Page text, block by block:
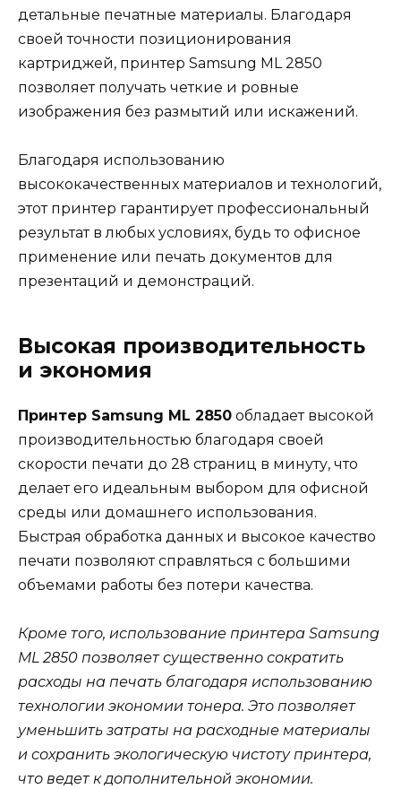
детальные печатные материалы. Благодаря
своей точности позиционирования
картриджей, принтер Samsung ML 2850
позволяет получать четкие и ровные
изображения без размытий или искажений.
Благодаря использованию
высококачественных материалов и технологий,
этот принтер гарантирует профессиональный
результат в любых условиях, будь то офисное
применение или печать документов для
презентаций и демонстраций.
Высокая производительность
и экономия
Принтер Samsung ML 2850 обладает высокой
производительностью благодаря своей
скорости печати до 28 страниц в минуту, что
делает его идеальным выбором для офисной
среды или домашнего использования.
Быстрая обработка данных и высокое качество
печати позволяют справляться с большими
объемами работы без потери качества.
Кроме того, использование принтера Samsung
ML 2850 позволяет существенно сократить
расходы на печать благодаря использованию
технологии экономии тонера. Это позволяет
уменьшить затраты на расходные материалы
и сохранить экологическую чистоту принтера,
что ведет к дополнительной экономии.